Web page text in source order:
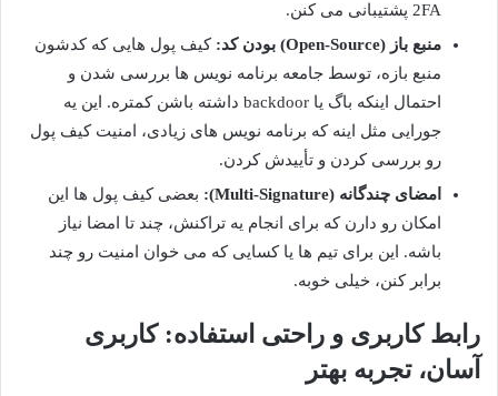
2FA پشتیبانی می کنن.
منبع باز (Open-Source) بودن کد:
کیف پول هایی که کدشون
منبع بازه، توسط جامعه برنامه نویس ها بررسی شدن و
احتمال اینکه باگ یا backdoor داشته باشن کمتره. این یه
جورایی مثل اینه که برنامه نویس های زیادی، امنیت کیف پول
رو بررسی کردن و تأییدش کردن.
امضای چندگانه (Multi-Signature):
بعضی کیف پول ها این
امکان رو دارن که برای انجام یه تراکنش، چند تا امضا نیاز
باشه. این برای تیم ها یا کسایی که می خوان امنیت رو چند
برابر کنن، خیلی خوبه.
رابط کاربری و راحتی استفاده: کاربری
آسان، تجربه بهتر